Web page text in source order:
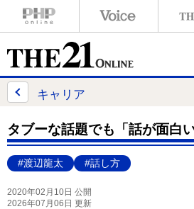
キャリア
タブーな話題でも「話が面白
#渡辺龍太 #話し方
2020年02月10日 公開
2026年07月06日 更新